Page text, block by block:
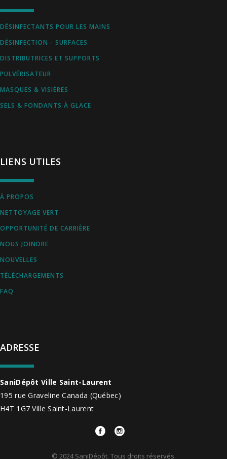
ADRESSE
SaniDépôt Ville Saint-Laurent
195 rue Graveline Canada (Québec)
H4T 1G7Ville Saint-Laurent
© 2024 SaniDépôt. Tous droits réservés.
DÉSINFECTANTS POUR LES MAINS
DÉSINFECTION - SURFACES
DISTRIBUTRICES ET SUPPORTS
PULVÉRISATEUR
MASQUES & VISIÈRES
SELS & FONDANTS À GLACE
LIENS UTILES
À PROPOS
NETTOYAGE VERT
OPPORTUNITÉ DE CARRIÈRE
NOUS JOINDRE
NOUVELLES
TÉLÉCHARGEMENTS
FAQ